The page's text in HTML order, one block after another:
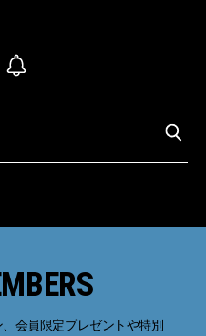
会員限定プレゼントや特別